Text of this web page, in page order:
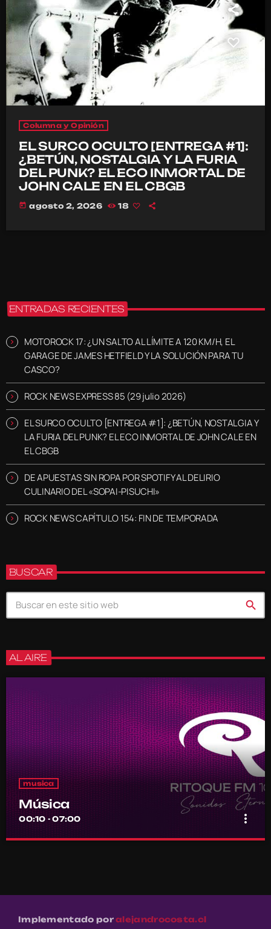
Columna y Opinión
EL SURCO OCULTO [ENTREGA #1]:
¿BETÚN, NOSTALGIA Y LA FURIA
DEL PUNK? EL ECO INMORTAL DE
JOHN CALE EN EL CBGB
today agosto 2, 2026 18
ENTRADAS RECIENTES
MOTOROCK 17: ¿UN SALTO AL LÍMITE A 120 KM/H, EL
GARAGE DE JAMES HETFIELD Y LA SOLUCIÓN PARA TU
CASCO?
ROCK NEWS EXPRESS 85 (29 julio 2026)
EL SURCO OCULTO [ENTREGA #1]: ¿BETÚN, NOSTALGIA Y
LA FURIA DEL PUNK? EL ECO INMORTAL DE JOHN CALE EN
EL CBGB
DE APUESTAS SIN ROPA POR SPOTIFY AL DELIRIO
CULINARIO DEL «SOPAI-PISUCHI»
ROCK NEWS CAPÍTULO 154: FIN DE TEMPORADA
BUSCAR
search
AL AIRE
musica
Música
00:10 - 07:00 more_vert
Música
Implementado poralejandrocosta.cl